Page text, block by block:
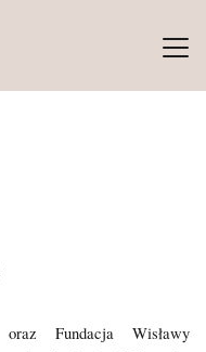
oraz Fundacja Wisławy